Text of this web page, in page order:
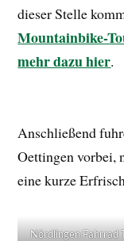
dieser Stelle
Mountainbike-
mehr dazu hier.
Anschließend
Oettingen vorbei,
eine kurze
Nördlingen Fahrrad